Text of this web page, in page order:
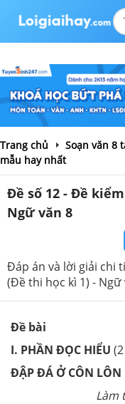
Trang chủ
Soạn văn 8
mẫu hay nhất
Đề số 12 - Đề
Ngữ văn 8
Đáp án và lời giải chi
(Đề thi học kì 1) - Ngữ
Đề bài
I. PHẦN ĐỌC HIỂU
ĐẬP ĐÁ Ở CÔN LÔN
Làm